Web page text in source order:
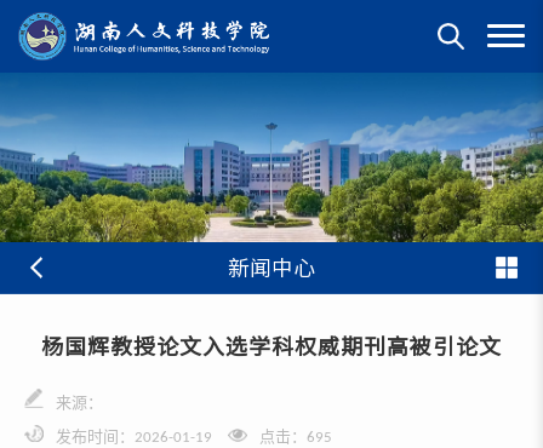
新闻中心
杨国辉教授论文入选学科权威期刊高被引论文
来源：
发布时间：2026-01-19 点击： 695